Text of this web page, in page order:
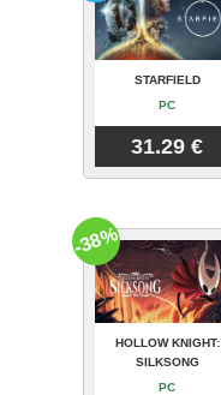
STARFIELD
PC
31.29 €
HOLLOW KNIGHT:
SILKSONG
PC
-38%